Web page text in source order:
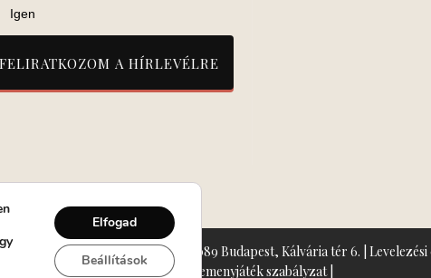
Igen
helyszín: Turay Ida Színház 1089 Budapest, Kálvária tér 6. |
Nyeremenyjáték szabályzat|
Elfogad
Beállítások